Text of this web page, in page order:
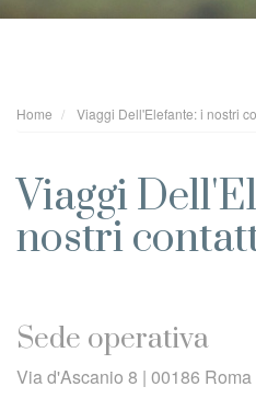
Home Viaggi Dell'Elefante: i nostri
Viaggi
nostri
Sede operativa
Via d'Ascanio 8 | 00186 Roma